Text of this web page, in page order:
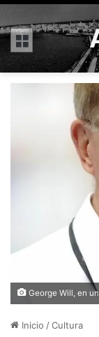
Menú
George Will, en
Inicio /Cultura